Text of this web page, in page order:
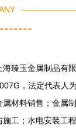
海臻玉金属制品有
，法定代表人
属材料销售；金属
施工；水电安装工程